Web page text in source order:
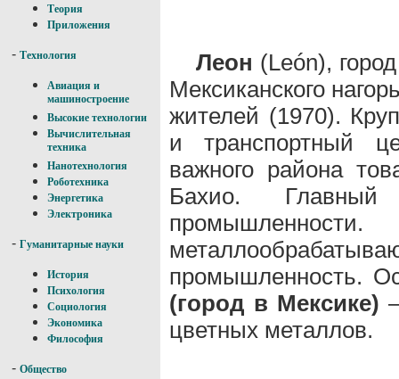
Теория
Приложения
- Технология
Авиация и
машиностроение
Высокие технологии
Вычислительная
техника
Нанотехнология
Роботехника
Энергетика
Электроника
- Гуманитарные науки
История
Психология
Социология
Экономика
Философия
- Общество
Леон (León),
Мексиканского
жителей (1970).
и транспортный
важного района
Бахио. Главный
промышленность.
(город в Мексике)
цветных металлов.